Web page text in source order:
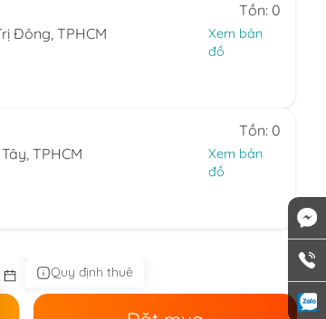
Tồn: 0
Đông, TPHCM
Xem bản
đồ
Tồn: 0
TPHCM
Xem bản
đồ
Quy định thuê